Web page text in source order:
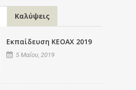
Καλύψεις
Εκπαίδευση ΚΕΟΑΧ 2019
5 Μαΐου, 2019